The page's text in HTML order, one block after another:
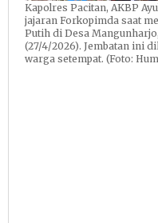
Kapolres Pacitan, AKBP
jajaran Forkopimda saat
Putih di Desa
(27/4/2026). Jembatan ini
warga setempat. (Foto: